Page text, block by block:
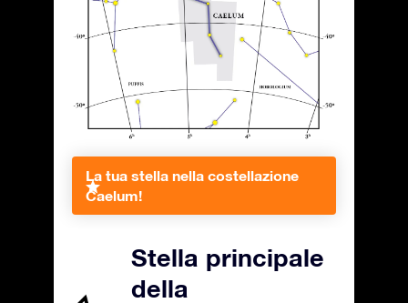
La tua stella nella costellazione
Caelum!
Stella principale
della